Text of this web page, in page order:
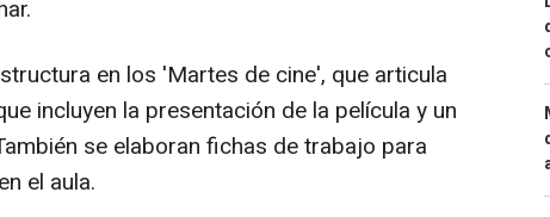
en los 'Martes de cine', que articula
incluyen la presentación de la película y un
se elaboran fichas de trabajo para
el aula.